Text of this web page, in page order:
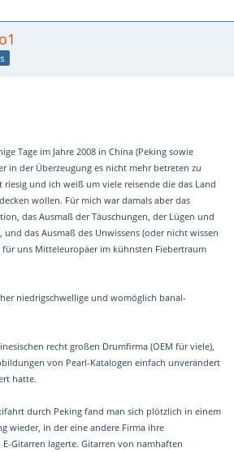
Tage im Jahre 2008 in China (Peking sowie
in der Überzeugung es nicht mehr betreten zu
und ich weiß um viele reisende die das Land
wollen. Für mich war damals aber das
das Ausmaß der Täuschungen, der Lügen und
und das Ausmaß des Unwissens (oder nicht wissen
für uns Mitteleuropäer im kühnsten Fiebertraum
niedrigschwellige und womöglich banal-
recht großen Drumfirma (OEM für viele),
von Pearl-Katalogen einfach unverändert
hatte.
durch Peking fand man sich plötzlich in einem
wieder, in der eine andere Firma ihre
Gitarren lagerte. Gitarren von namhaften